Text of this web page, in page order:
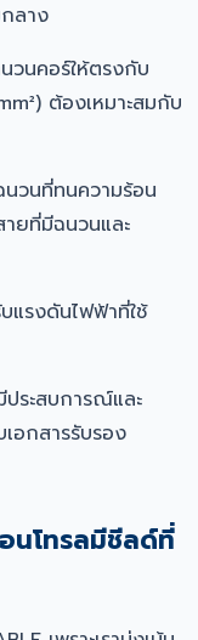
ลาง
วนคอร์ให้ตรงกับ
ต้องเหมาะสมกับ
วนที่ทนความร้อน
ายที่มีฉนวนและ
แรงดันไฟฟ้าที่ใช้
ระสบการณ์และ
อกสารรับรอง
นโทรลมีชีลด์ที่